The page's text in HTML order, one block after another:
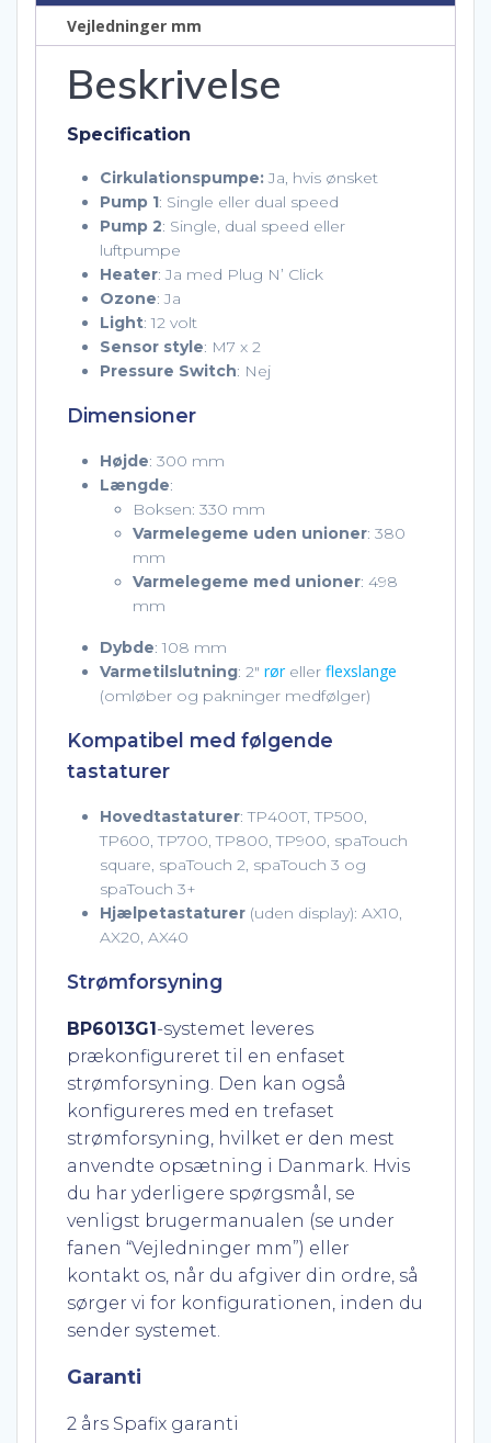
Vejledninger mm
Beskrivelse
Specification
Cirkulationspumpe:Ja, hvis ønsket
Pump 1: Single eller dual speed
Pump 2: Single, dual speed eller
luftpumpe
Heater: Ja med Plug N’ Click
Ozone: Ja
Light: 12 volt
Sensor style: M7 x 2
Pressure Switch: Nej
Dimensioner
Højde: 300 mm
Længde:
Boksen: 330 mm
Varmelegeme uden unioner: 380
mm
Varmelegeme med unioner: 498
mm
Dybde: 108 mm
Varmetilslutning: 2″ røreller flexslange
(omløber og pakninger medfølger)
Kompatibel med følgende
tastaturer
Hovedtastaturer: TP400T, TP500,
TP600, TP700, TP800, TP900, spaTouch
square, spaTouch 2, spaTouch 3 og
spaTouch 3+
Hjælpetastaturer (uden display): AX10,
AX20, AX40
Strømforsyning
BP6013G1-systemet leveres
prækonfigureret til en enfaset
strømforsyning. Den kan også
konfigureres med en trefaset
strømforsyning, hvilket er den mest
anvendte opsætning i Danmark. Hvis
du har yderligere spørgsmål, se
venligst brugermanualen (se under
fanen “Vejledninger mm”) eller
kontakt os, når du afgiver din ordre, så
sørger vi for konfigurationen, inden du
sender systemet.
Garanti
2 års Spafix garanti